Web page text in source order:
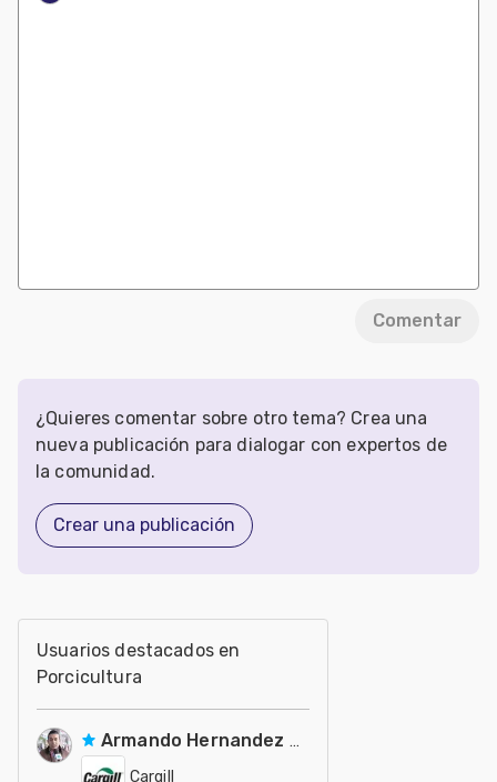
Comentar
¿Quieres comentar sobre otro tema? Crea una
nueva publicación para dialogar con expertos de
la comunidad.
Crear una publicación
Usuarios destacados en
Porcicultura
Armando Hernandez Silva
Cargill